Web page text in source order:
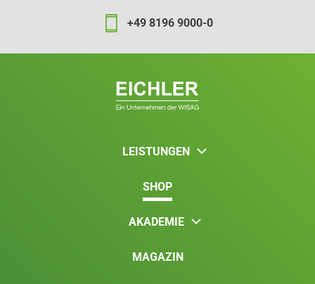
+49 8196 9000-0
LEISTUNGEN
SHOP
AKADEMIE
MAGAZIN